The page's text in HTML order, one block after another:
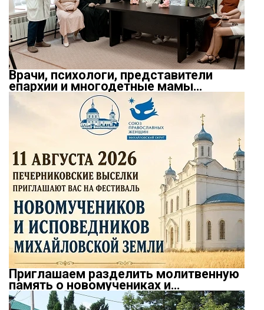
Врачи, психологи, представители
епархии и многодетные мамы…
Приглашаем разделить молитвенную
память о новомучениках и…